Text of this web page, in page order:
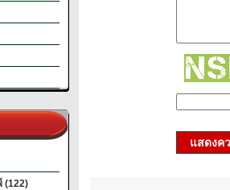
(122)
แสดงค